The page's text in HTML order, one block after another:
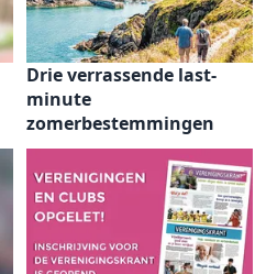
Drie verrassende last-
minute
zomerbestemmingen